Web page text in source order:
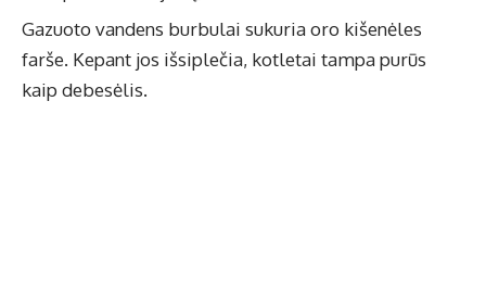
Gazuoto vandens burbulai sukuria oro kišenėles
farše. Kepant jos išsiplečia, kotletai tampa purūs
kaip debesėlis.